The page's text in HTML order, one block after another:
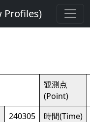
Profiles)
観測点
(Point)
240305 時間(Time)